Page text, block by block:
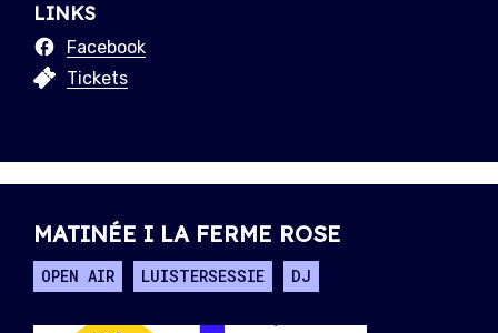
LINKS
Facebook
Tickets
MATINÉE I LA FERME ROSE
OPEN AIR LUISTERSESSIE DJ